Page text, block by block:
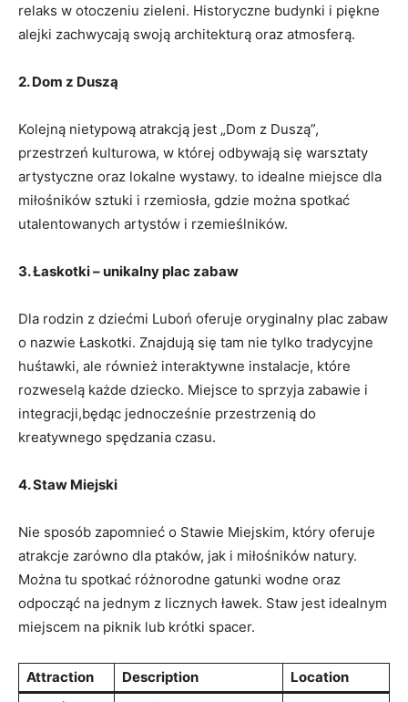
relaks w otoczeniu ​zieleni. Historyczne budynki i piękne
alejki zachwycają swoją architekturą oraz atmosferą.
2. ⁤Dom z Duszą
Kolejną nietypową atrakcją jest „Dom z Duszą”, ​
przestrzeń kulturowa,‌ w której ⁢odbywają⁢ się⁣ warsztaty
artystyczne ⁤oraz⁣ lokalne ⁢wystawy. to idealne miejsce dla
miłośników sztuki i rzemiosła, gdzie można spotkać
utalentowanych artystów i rzemieślników.
3. Łaskotki – unikalny plac zabaw
Dla rodzin z dziećmi Luboń ​oferuje oryginalny⁤ plac zabaw
⁤o nazwie ‍Łaskotki. ‍Znajdują się‌ tam nie⁣ tylko tradycyjne
huśtawki, ‌ale również interaktywne ⁤instalacje, które
rozweselą każde dziecko. Miejsce to sprzyja zabawie i
integracji,będąc jednocześnie przestrzenią do
kreatywnego spędzania czasu.
4. Staw Miejski
Nie sposób zapomnieć o Stawie Miejskim, który oferuje
atrakcje ‍zarówno dla ptaków, jak i miłośników natury.
Można tu spotkać różnorodne gatunki wodne ⁣oraz
odpocząć na jednym z licznych ławek. Staw jest⁤ idealnym
miejscem na piknik lub krótki⁤ spacer.
Attraction Description
Location